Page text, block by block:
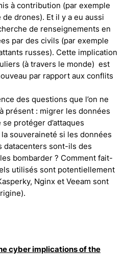
à contribution (par exemple
drones). Et il y a eu aussi
de renseignements en
par des civils (par exemple
russes). Cette implication
(à travers le monde) est
par rapport aux conflits
des questions que l’on ne
présent : migrer les données
protéger d’attaques
souveraineté si les données
datacenters sont-ils des
bombarder ? Comment fait-
utilisés sont potentiellement
Nginx et Veeam sont
cyber implications of the